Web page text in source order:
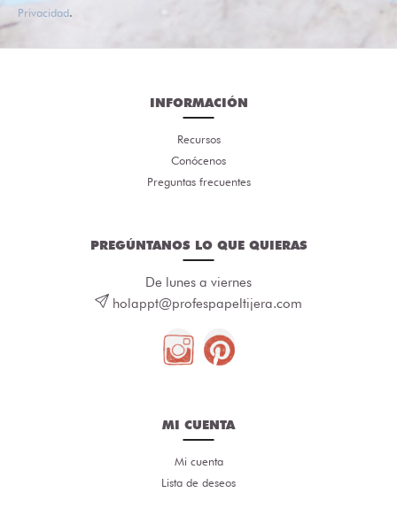
Privacidad.
INFORMACIÓN
Recursos
Conócenos
Preguntas frecuentes
PREGÚNTANOS LO QUE QUIERAS
De lunes a viernes
holappt@profespapeltijera.com
MI CUENTA
Mi cuenta
Lista de deseos